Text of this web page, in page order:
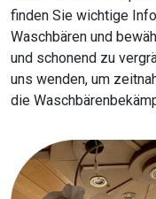
finden Sie wichtige
Waschbären und
und schonend zu
uns wenden, um
die